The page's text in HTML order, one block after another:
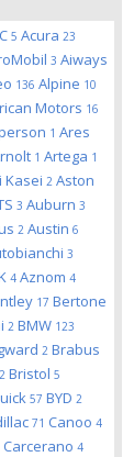
5 Acura 23
3 Aiways
136 Alpine 10
Motors 16
1 Ares
1 Artega 1
Kasei 2 Aston
3 Auburn 3
2 Austin 6
3
4 Aznom 4
17 Bertone
2 BMW 123
2 Brabus
2 Bristol 5
57 BYD 2
71 Canoo 4
Carcerano 4